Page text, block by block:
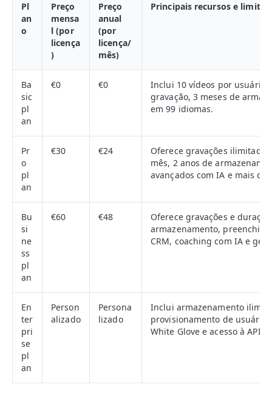
Pl
an
o
Preço
mensa
l (por
licença
)
Preço
anual
(por
licença/
mês)
Principais recursos e limites
Ba
sic
pl
an
€0 €0
Inclui 10 vídeos por usuário,
gravação, 3 meses de
em 99 idiomas.
Pr
o
pl
an
€30 €24
Oferece gravações
mês, 2 anos de
avançados com IA e mais de
Bu
si
ne
ss
pl
an
€60 €48
Oferece gravações e
armazenamento,
CRM, coaching com IA e
En
ter
pri
se
pl
an
Person
alizado
Persona
lizado
Inclui armazenamento
provisionamento de
White Glove e acesso à API